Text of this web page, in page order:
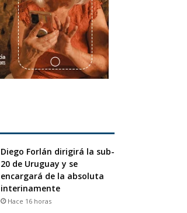
Diego Forlán dirigirá la sub-
20 de Uruguay y se
encargará de la absoluta
interinamente
Hace 16 horas